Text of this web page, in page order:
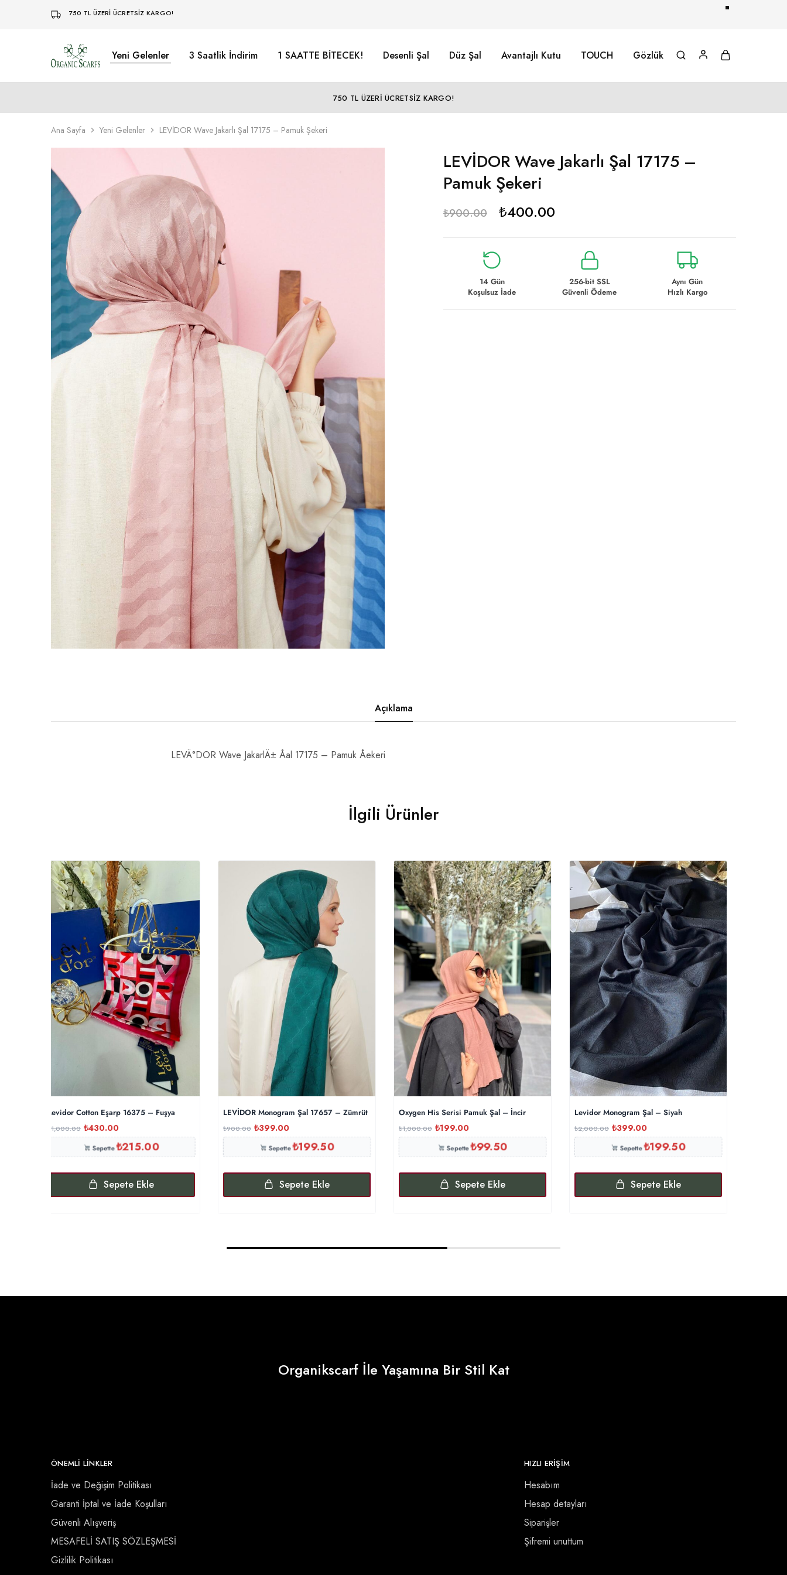
750 TL ÜZERİ ÜCRETSİZ KARGO!
Organikscarf Yeni Gelenler 3 Saatlik İndirim 1 SAATTE BİTECEK! Desenli Şal Düz Şal Avantajlı Kutu TOUCH Gözlük
750 TL ÜZERİ ÜCRETSİZ KARGO!
Ana Sayfa Yeni Gelenler LEVİDOR Wave Jakarlı Şal 17175 – Pamuk Şekeri
LEVİDOR Wave Jakarlı Şal 17175 –
Pamuk Şekeri
₺900.00 ₺400.00
14 Gün
Koşulsuz İade
256-bit SSL
Güvenli Ödeme
Aynı Gün
Hızlı Kargo
Açıklama
LEVÄ°DOR Wave JakarlÄ± Åal 17175 – Pamuk Åekeri
İlgili Ürünler
Levidor Cotton Eşarp 16375 – Fuşya
1,000.00 ₺430.00
Sepette₺215.00
Sepete Ekle
LEVİDOR Monogram Şal 17657 – Zümrüt
₺900.00 ₺399.00
Sepette₺199.50
Sepete Ekle
Oxygen His Serisi Pamuk Şal – İncir
₺1,000.00 ₺199.00
Sepette₺99.50
Sepete Ekle
Levidor Monogram Şal – Siyah
₺2,000.00 ₺399.00
Sepette₺199.50
Sepete Ekle
Organikscarf İle Yaşamına Bir Stil Kat
ÖNEMLI LINKLER
İade ve Değişim Politikası
Garanti İptal ve İade Koşulları
Güvenli Alışveriş
MESAFELİ SATIŞ SÖZLEŞMESİ
Gizlilik Politikası
HIZLI ERİŞİM
Hesabım
Hesap detayları
Siparişler
Şifremi unuttum